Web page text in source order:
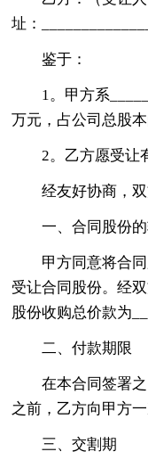
址：
鉴于：
1。甲方系_____
万元，占公司总股
2。乙方愿受让有
经友好协商，双
一、合同股份的
甲方同意将合同
受让合同股份。经
股份收购总价款为__
二、付款期限
在本合同签署之
之前，乙方向甲方
三、交割期